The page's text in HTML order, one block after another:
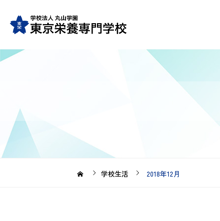
学校生活 2018年12月